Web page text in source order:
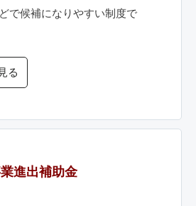
で候補になりやすい制度で
る
進出補助金